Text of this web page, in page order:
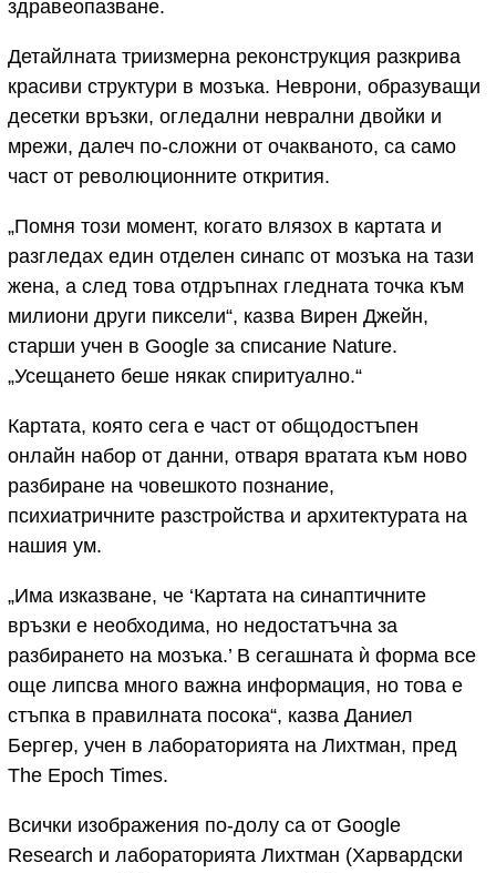
здравеопазване.
Детайлната триизмерна реконструкция разкрива
красиви структури в мозъка. Неврони, образуващи
десетки връзки, огледални неврални двойки и
мрежи, далеч по-сложни от очакваното, са само
част от революционните открития.
„Помня този момент, когато влязох в картата и
разгледах един отделен синапс от мозъка на тази
жена, а след това отдръпнах гледната точка към
милиони други пиксели“, казва Вирен Джейн,
старши учен в Google за списание Nature.
„Усещането беше някак спиритуално.“
Картата, която сега е част от общодостъпен
онлайн набор от данни, отваря вратата към ново
разбиране на човешкото познание,
психиатричните разстройства и архитектурата на
нашия ум.
„Има изказване, че ‘Картата на синаптичните
връзки е необходима, но недостатъчна за
разбирането на мозъка.’ В сегашната ѝ форма все
още липсва много важна информация, но това е
стъпка в правилната посока“, казва Даниел
Бергер, учен в лабораторията на Лихтман, пред
The Epoch Times.
Всички изображения по-долу са от Google
Research и лабораторията Лихтман (Харвардски